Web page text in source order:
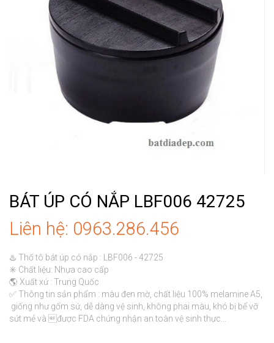
BÁT ÚP CÓ NẮP LBF006 42725
Liên hệ: 0963.286.456
♨️ Thố tô bát úp có nắp : LBF006 - 42725
✳️ Chất liệu: Nhựa cao cấp
🌎 Xuất xứ : Trung Quốc
✅ Thông tin sản phẩm : màu đen mờ, chất liệu 100% melamine A5,
giống như gốm sứ, dễ dàng vệ sinh, không phai màu, khó bị bể vỡ
sứt mẻ và được FDA chứng nhận an toàn vệ sinh thực...